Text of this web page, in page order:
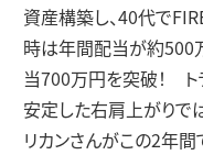
資産構築し、40代で
時は年間配当が約500
当700万円を突破！ ト
安定した右肩上がりで
リカンさんがこの2年間